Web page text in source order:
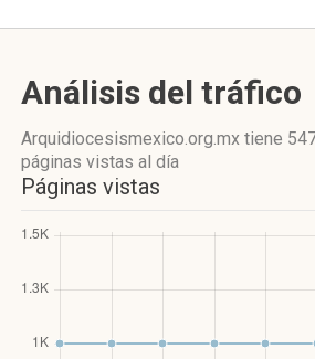
Análisis del tráfico
Arquidiocesismexico.org.mx tiene
páginas vistas al día
Páginas vistas